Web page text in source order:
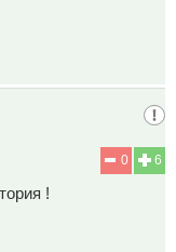
6
0
!